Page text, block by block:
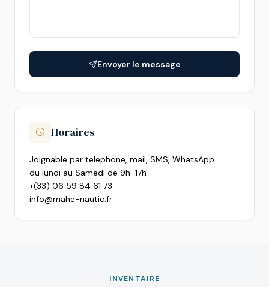
Envoyer le message
Horaires
Joignable par telephone, mail, SMS, WhatsApp
du lundi au Samedi de 9h-17h
+(33) 06 59 84 61 73
info@mahe-nautic.fr
INVENTAIRE